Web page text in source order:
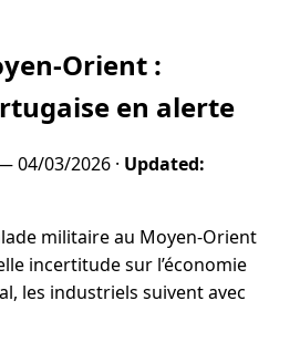
Orient :
en alerte
04/03/2026 · Updated:
militaire au Moyen-Orient
incertitude sur l’économie
les industriels suivent avec